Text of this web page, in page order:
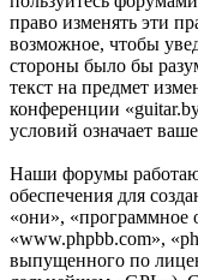
право изменять эти
возможное, чтобы
стороны было бы
текст на предмет
конференции
условий означает
Наши форумы
обеспечения для
«они», «программное
«www.phpbb.com»,
выпущенного по